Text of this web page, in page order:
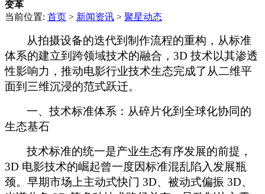
变革
当前位置: 首页 > 新闻资讯 > 聚星动态
从拍摄设备的迭代到制作流程的重构，从标准
体系的建立到跨领域技术的融合， 3D 技术以其渗透
性影响力，推动电影行业技术生态完成了从二维平
面到三维沉浸的范式跃迁。
一、技术标准体系：从碎片化到全球化协同的
生态基石
技术标准的统一是产业生态有序发展的前提，
3D 电影技术的崛起曾一度因标准混乱陷入发展瓶
颈。早期市场上主动式快门 3D、被动式偏振 3D、